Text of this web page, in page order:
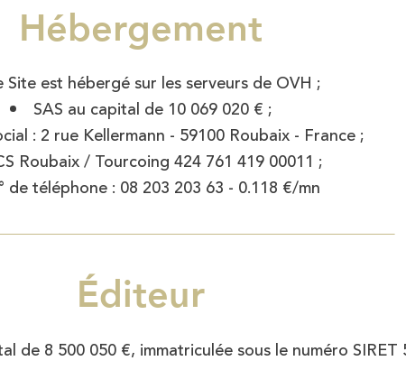
Hébergement
Site est hébergé sur les serveurs de OVH ;
SAS au capital de 10 069 020 € ;
: 2 rue Kellermann - 59100 Roubaix - France ;
Roubaix / Tourcoing 424 761 419 00011 ;
de téléphone : 08 203 203 63 - 0.118 €/mn
Éditeur
de 8 500 050 €, immatriculée sous le numéro SIRET